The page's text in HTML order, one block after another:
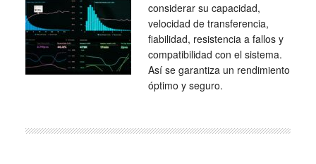
considerar su capacidad,
velocidad de transferencia,
fiabilidad, resistencia a fallos y
compatibilidad con el sistema.
Así se garantiza un rendimiento
óptimo y seguro.